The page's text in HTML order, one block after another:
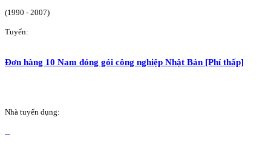
(1990 - 2007)
Tuyển:
Đơn hàng 10 Nam đóng gói công nghiệp Nhật Bản [Phí thấp]
Nhà tuyển dụng: